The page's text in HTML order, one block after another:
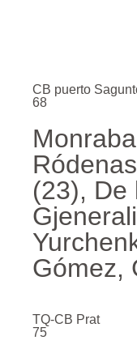
CB puerto
68
(23), De
Gómez,
TQ-CB Prat
75